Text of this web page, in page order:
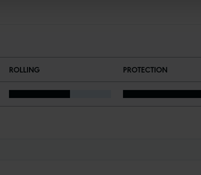
ROLLING PROTECTION